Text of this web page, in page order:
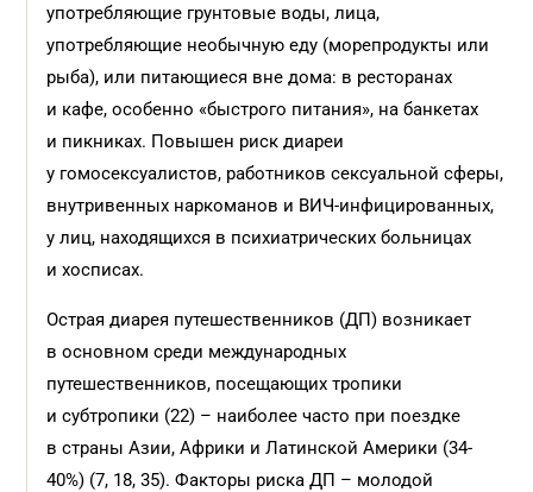
употребляющие грунтовые воды, лица,
употребляющие необычную еду (морепродукты или
рыба), или питающиеся вне дома: в ресторанах
и кафе, особенно «быстрого питания», на банкетах
и пикниках. Повышен риск диареи
у гомосексуалистов, работников сексуальной сферы,
внутривенных наркоманов и ВИЧ-инфицированных,
у лиц, находящихся в психиатрических больницах
и хосписах.
Острая диарея путешественников (ДП) возникает
в основном среди международных
путешественников, посещающих тропики
и субтропики (22) – наиболее часто при поездке
в страны Азии, Африки и Латинской Америки (34-
40%) (7, 18, 35). Факторы риска ДП – молодой